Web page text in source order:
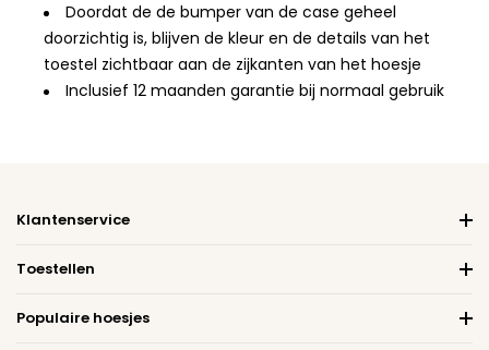
Doordat de de bumper van de case geheel
doorzichtig is, blijven de kleur en de details van het
toestel zichtbaar aan de zijkanten van het hoesje
Inclusief 12 maanden garantie bij normaal gebruik
Klantenservice
Toestellen
Populaire hoesjes